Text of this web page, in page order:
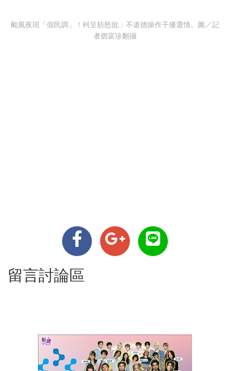
颱風夜現「假民調」！柯呈枋怒批：不道德操作干擾選情。圖／記
者鄧富珍翻攝
留言討論區